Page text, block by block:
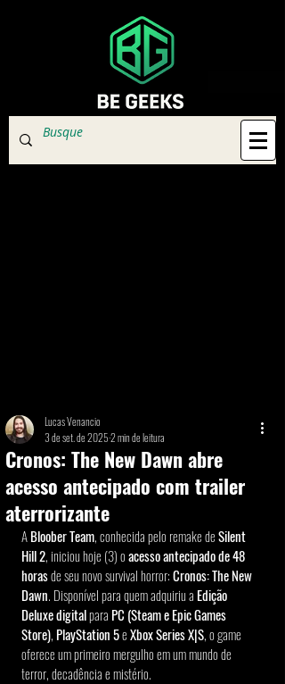
Cronos: The New Dawn abre
acesso antecipado com trailer
aterrorizante
Lucas Venancio
3 de set. de 20252 min de leitura
A Bloober Team, conhecida pelo remake de Silent
Hill 2, iniciou hoje (3) o acesso antecipado de 48
horas de seu novo survival horror: Cronos: The New
Dawn. Disponível para quem adquiriu a Edição
Deluxe digital para PC (Steam e Epic Games
Store), PlayStation 5 e Xbox Series X|S, o game
oferece um primeiro mergulho em um mundo de
terror, decadência e mistério.